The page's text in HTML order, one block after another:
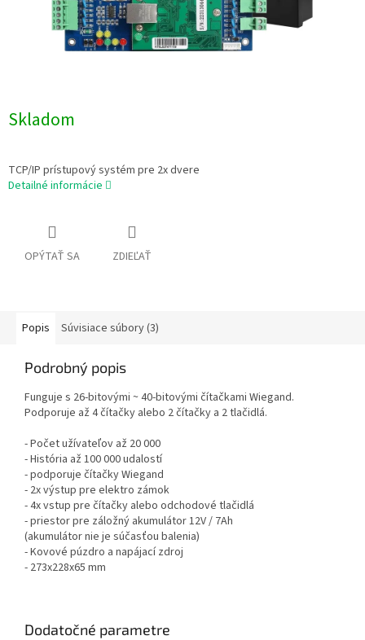
Skladom
TCP/IP prístupový systém pre 2x dvere
Detailné informácie
OPÝTAŤ SA ZDIEĽAŤ
Popis Súvisiace súbory (3)
Podrobný popis
Funguje s 26-bitovými ~ 40-bitovými čítačkami Wiegand.
Podporuje až 4 čítačky alebo 2 čítačky a 2 tlačidlá.
- Počet užívateľov až 20 000
- História až 100 000 udalostí
- podporuje čítačky Wiegand
- 2x výstup pre elektro zámok
- 4x vstup pre čítačky alebo odchodové tlačidlá
- priestor pre záložný akumulátor 12V / 7Ah
(akumulátor nie je súčasťou balenia)
- Kovové púzdro a napájací zdroj
- 273x228x65 mm
Dodatočné parametre